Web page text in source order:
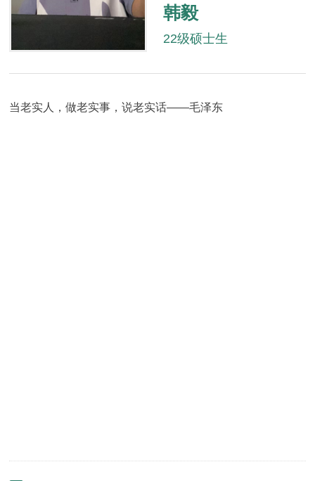
韩毅
22级硕士生
当老实人，做老实事，说老实话——毛泽东